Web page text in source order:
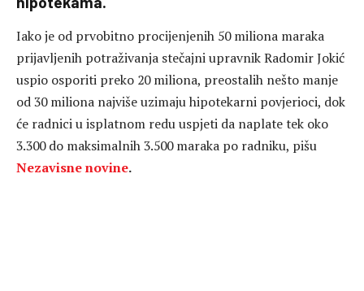
Iako je od prvobitno procijenjenih 50 miliona maraka
prijavljenih potraživanja stečajni upravnik Radomir Jokić
uspio osporiti preko 20 miliona, preostalih nešto manje
od 30 miliona najviše uzimaju hipotekarni povjerioci, dok
će radnici u isplatnom redu uspjeti da naplate tek oko
3.300 do maksimalnih 3.500 maraka po radniku, pišu
Nezavisne novine.